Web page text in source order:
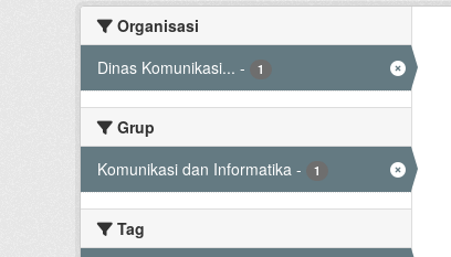
Organisasi
Dinas Komunikasi... - 1
Grup
Komunikasi dan Informatika - 1
Tag